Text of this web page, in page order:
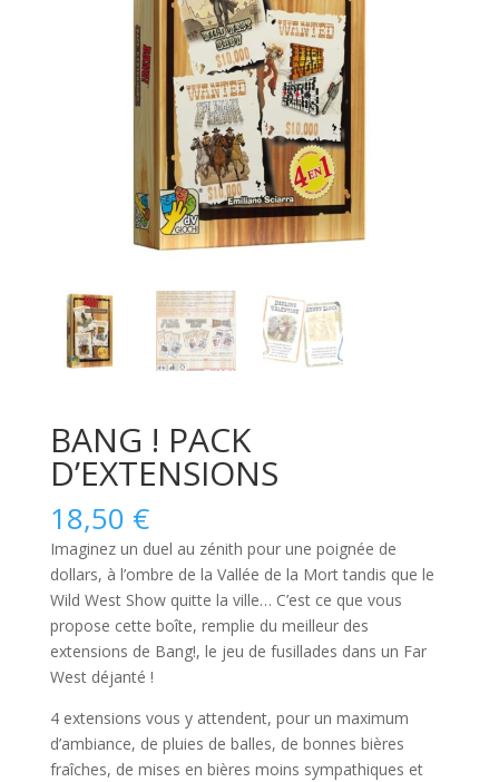
BANG ! PACK
D’EXTENSIONS
18,50 €
Imaginez un duel au zénith pour une poignée de
dollars, à l’ombre de la Vallée de la Mort tandis que le
Wild West Show quitte la ville… C’est ce que vous
propose cette boîte, remplie du meilleur des
extensions de Bang!, le jeu de fusillades dans un Far
West déjanté !
4 extensions vous y attendent, pour un maximum
d’ambiance, de pluies de balles, de bonnes bières
fraîches, de mises en bières moins sympathiques et